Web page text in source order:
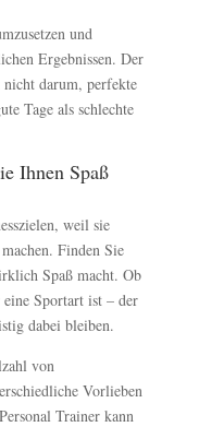
und
Ergebnissen. Der
nicht darum, perfekte
Tage als schlechte
Ihnen Spaß
weil sie
Finden Sie
Spaß macht. Ob
Sportart ist – der
dabei bleiben.
von
Vorlieben
Trainer kann